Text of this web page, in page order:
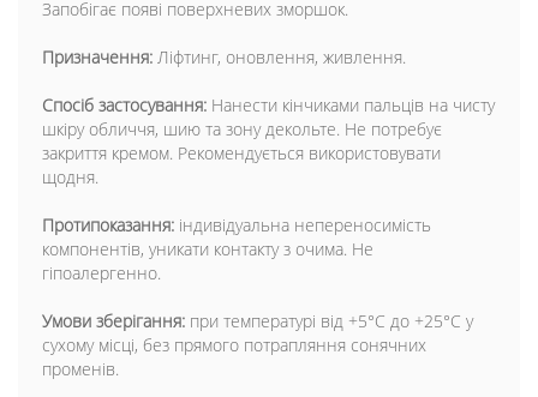
Запобігає появі поверхневих зморшок.
Призначення: Ліфтинг, оновлення, живлення.
Спосіб застосування: Нанести кінчиками пальців на чисту
шкіру обличчя, шию та зону декольте. Не потребує
закриття кремом. Рекомендується використовувати
щодня.
Протипоказання: індивідуальна непереносимість
компонентів, уникати контакту з очима. Не
гіпоалергенно.
Умови зберігання: при температурі від +5°С до +25°С у
сухому місці, без прямого потрапляння сонячних
променів.